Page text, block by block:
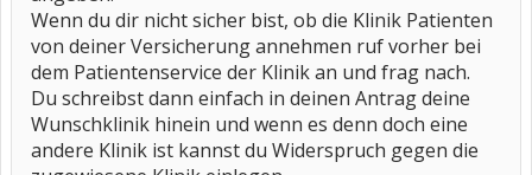
Wenn du dir nicht sicher bist, ob die Klinik Patienten
von deiner Versicherung annehmen ruf vorher bei
dem Patientenservice der Klinik an und frag nach.
Du schreibst dann einfach in deinen Antrag deine
Wunschklinik hinein und wenn es denn doch eine
andere Klinik ist kannst du Widerspruch gegen die